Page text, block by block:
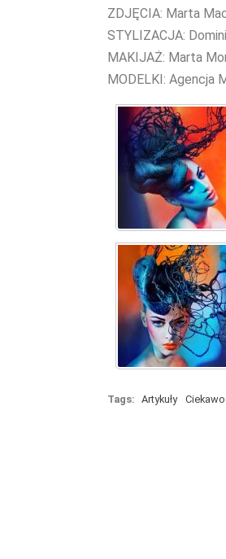
ZDJĘCIA: Marta
STYLIZACJA:
MAKIJAŻ: Marta
MODELKI: Agencja
Tags: Artykuły